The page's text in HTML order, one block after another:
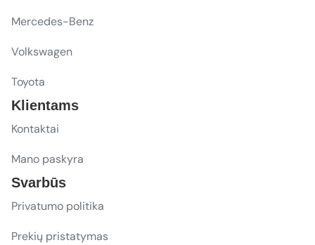
Mercedes-Benz
Volkswagen
Toyota
Klientams
Kontaktai
Mano paskyra
Svarbūs
Privatumo politika
Prekių pristatymas